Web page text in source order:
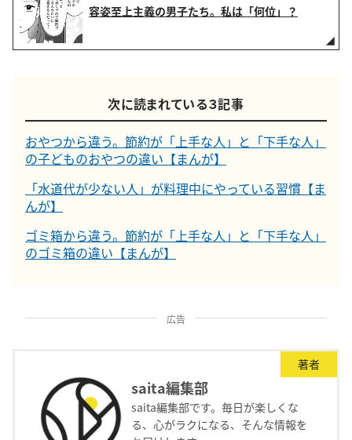
容姿至上主義の男子たち。私は「何位」？
次に読まれている３記事
おやつから違う。節約が「上手な人」と「下手な人」
の子どものおやつの違い【まんが】
「水道代が少ない人」が料理中にやっている習慣【ま
んが】
ゴミ箱から違う。節約が「上手な人」と「下手な人」
のゴミ箱の違い【まんが】
広告
著者
saita編集部
saita編集部です。毎日が楽しくな
る、心がラクになる、そんな情報を